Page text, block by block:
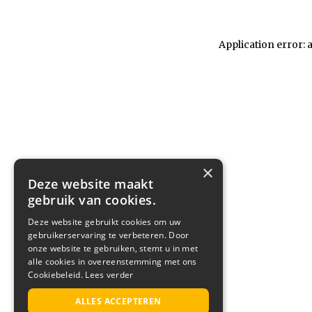
Application error:
×
Deze website maakt
gebruik van cookies.
Deze website gebruikt cookies om uw
gebruikerservaring te verbeteren. Door
onze website te gebruiken, stemt u in met
alle cookies in overeenstemming met ons
Cookiebeleid. Lees verder
ALLES ACCEPTEREN